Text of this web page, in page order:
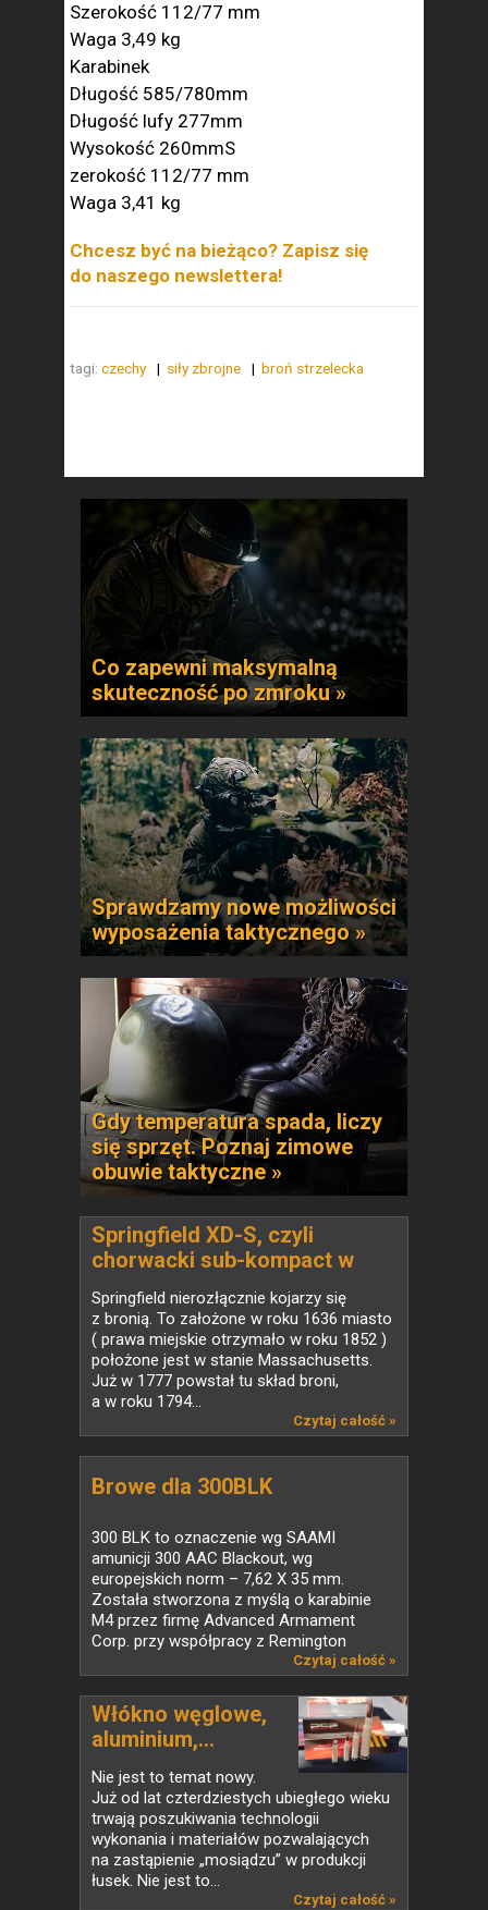
Szerokość 112/77 mm
Waga 3,49 kg
Karabinek
Długość 585/780mm
Długość lufy 277mm
Wysokość 260mmS
zerokość 112/77 mm
Waga 3,41 kg
Chcesz być na bieżąco? Zapisz się
do naszego newslettera!
tagi: czechy siły zbrojne broń strzelecka
Co zapewni maksymalną
skuteczność po zmroku »
Sprawdzamy nowe możliwości
wyposażenia taktycznego »
Gdy temperatura spada, liczy
się sprzęt. Poznaj zimowe
obuwie taktyczne »
Springfield XD-S, czyli
chorwacki sub-kompact w
czterdziestce piątce
Springfield nierozłącznie kojarzy się
z bronią. To założone w roku 1636 miasto
( prawa miejskie otrzymało w roku 1852 )
położone jest w stanie Massachusetts.
Już w 1777 powstał tu skład broni,
a w roku 1794...
Czytaj całość »
Browe dla 300BLK
300 BLK to oznaczenie wg SAAMI
amunicji 300 AAC Blackout, wg
europejskich norm – 7,62 X 35 mm.
Została stworzona z myślą o karabinie
M4 przez firmę Advanced Armament
Corp. przy współpracy z Remington
Czytaj całość »
Włókno węglowe,
aluminium,...
Nie jest to temat nowy.
Już od lat czterdziestych ubiegłego wieku
trwają poszukiwania technologii
wykonania i materiałów pozwalających
na zastąpienie „mosiądzu” w produkcji
łusek. Nie jest to...
Czytaj całość »